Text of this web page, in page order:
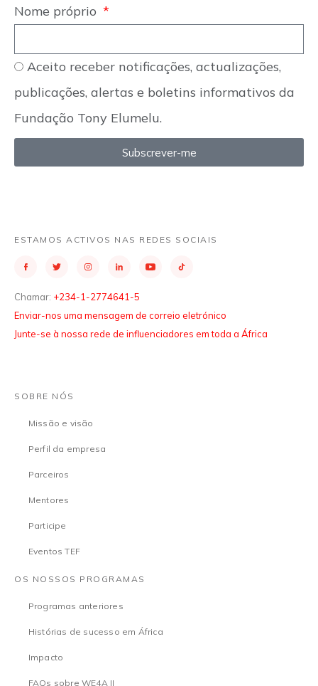
Nome próprio
Aceito receber notificações, actualizações,
publicações, alertas e boletins informativos da
Fundação Tony Elumelu.
Subscrever-me
ESTAMOS ACTIVOS NAS REDES SOCIAIS
Chamar: +234-1-2774641-5
Enviar-nos uma mensagem de correio eletrónico
Junte-se à nossa rede de influenciadores em toda a África
SOBRE NÓS
Missão e visão
Perfil da empresa
Parceiros
Mentores
Participe
Eventos TEF
OS NOSSOS PROGRAMAS
Programas anteriores
Histórias de sucesso em África
Impacto
FAQs sobre WE4A II